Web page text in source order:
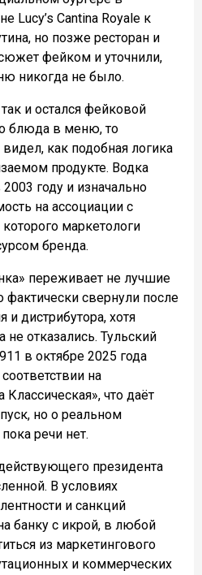
Lucy’s Cantina Royale к
но позже ресторан и
фейком и уточнили,
никогда не было.
и остался фейковой
блюда в меню, то
как подобная логика
продукте. Водка
году и изначально
на ассоциации с
маркетологи
бренда.
переживает не лучшие
фактически свернули после
и дистрибутора, хотя
не отказались. Тульский
в октябре 2025 года
на
что даёт
но о реальном
речи нет.
президента
В условиях
и санкций
банку с икрой, в любой
из маркетингового
и коммерческих